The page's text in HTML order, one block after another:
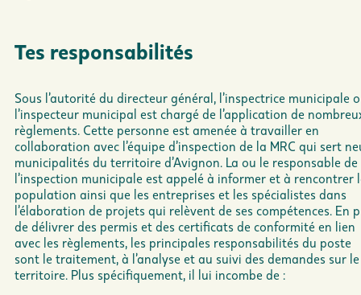
Tes responsabilités
Sous l’autorité du directeur général, l’inspectrice municipale
l’inspecteur municipal est chargé de l’application de
règlements. Cette personne est amenée à travailler en
collaboration avec l’équipe d’inspection de la MRC qui sert
municipalités du territoire d’Avignon. La ou le responsable de
l’inspection municipale est appelé à informer et à rencontrer
population ainsi que les entreprises et les spécialistes dans
l’élaboration de projets qui relèvent de ses compétences. En
de délivrer des permis et des certificats de conformité en lien
avec les règlements, les principales responsabilités du poste
sont le traitement, à l’analyse et au suivi des demandes sur le
territoire. Plus spécifiquement, il lui incombe de :